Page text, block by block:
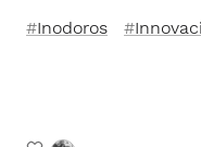
Inodoros